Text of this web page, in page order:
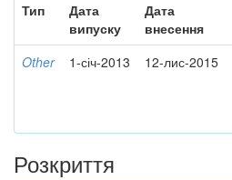
Тип
Дата
випуску
Дата
внесення
Other 1-січ-2013 12-лис-2015
Розкриття